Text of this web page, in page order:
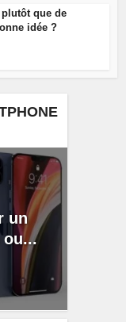
que de
idée ?
un
ou...